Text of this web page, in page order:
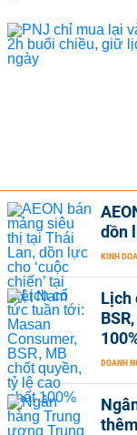
dồn
KINH
Lịch
DOANH